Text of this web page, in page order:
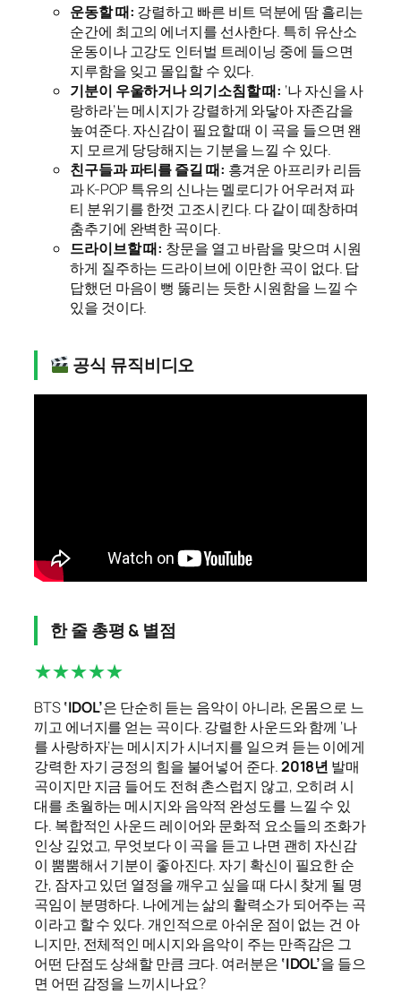
운동할 때: 강렬하고 빠른 비트 덕분에 땀 흘리는
순간에 최고의 에너지를 선사한다. 특히 유산소
운동이나 고강도 인터벌 트레이닝 중에 들으면
지루함을 잊고 몰입할 수 있다.
기분이 우울하거나 의기소침할 때: ‘나 자신을 사
랑하라’는 메시지가 강렬하게 와닿아 자존감을
높여준다. 자신감이 필요할 때 이 곡을 들으면 왠
지 모르게 당당해지는 기분을 느낄 수 있다.
친구들과 파티를 즐길 때: 흥겨운 아프리카 리듬
과 K-POP 특유의 신나는 멜로디가 어우러져 파
티 분위기를 한껏 고조시킨다. 다 같이 떼창하며
춤추기에 완벽한 곡이다.
드라이브할 때: 창문을 열고 바람을 맞으며 시원
하게 질주하는 드라이브에 이만한 곡이 없다. 답
답했던 마음이 뻥 뚫리는 듯한 시원함을 느낄 수
있을 것이다.
공식 뮤직비디오
한 줄 총평 & 별점
★★★★★
BTS‘IDOL’은 단순히 듣는 음악이 아니라, 온몸으로 느
끼고 에너지를 얻는 곡이다. 강렬한 사운드와 함께 ‘나
를 사랑하자’는 메시지가 시너지를 일으켜 듣는 이에게
강력한 자기 긍정의 힘을 불어넣어 준다.2018년 발매
곡이지만 지금 들어도 전혀 촌스럽지 않고, 오히려 시
대를 초월하는 메시지와 음악적 완성도를 느낄 수 있
다. 복합적인 사운드 레이어와 문화적 요소들의 조화가
인상 깊었고, 무엇보다 이 곡을 듣고 나면 괜히 자신감
이 뿜뿜해서 기분이 좋아진다. 자기 확신이 필요한 순
간, 잠자고 있던 열정을 깨우고 싶을 때 다시 찾게 될 명
곡임이 분명하다. 나에게는 삶의 활력소가 되어주는 곡
이라고 할 수 있다. 개인적으로 아쉬운 점이 없는 건 아
니지만, 전체적인 메시지와 음악이 주는 만족감은 그
어떤 단점도 상쇄할 만큼 크다. 여러분은 ‘IDOL’을 들으
면 어떤 감정을 느끼시나요?